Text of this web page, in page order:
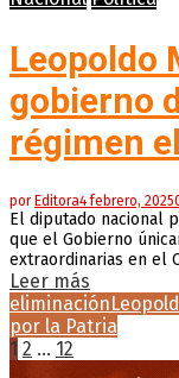
Leopoldo
gobierno
régimen
por Editora4 febrero, 2025
El diputado nacional
que el Gobierno
extraordinarias en el
Leer más
eliminación
por la Patria
Paginación
1 2 … 12